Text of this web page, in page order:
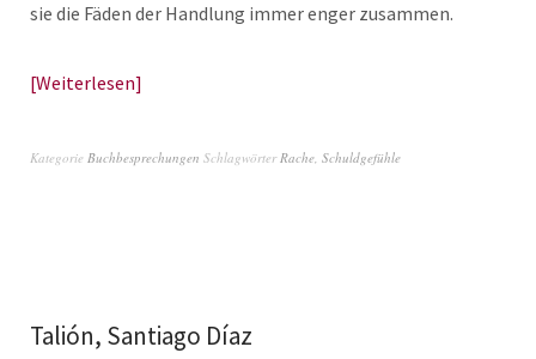
sie die Fäden der Handlung immer enger zusammen.
Weiterlesen
Kategorie Buchbesprechungen SchlagwörterRache, Schuldgefühle
Talión, Santiago Díaz